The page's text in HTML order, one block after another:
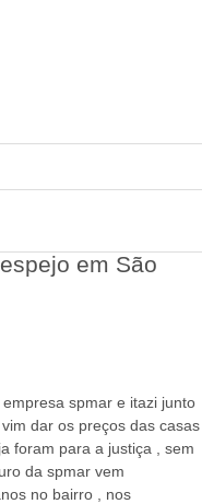
em São
spmar e itazi junto
dar os preços das casas
foram para a justiça , sem
da spmar vem
no bairro , nos